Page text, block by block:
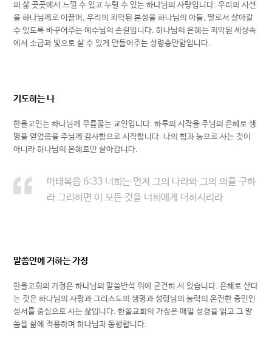
의 삶 곳곳에서 느낄 수 있고 누릴 수 있는 하나님의 사랑입니다. 우리의 시선
을 하나님께로 이끌며, 우리의 죄악된 본성을 하나님의 아들, 딸로서 살아갈
수 있도록 바꾸어주는 예수님의 손길입니다. 하나님의 은혜는 죄악된 세상속
에서 소금과 빛으로 살 수 있게 만들어주는 성령충만함입니다.
기도하는 나
한올교인는 하나님께 무릎꿇는 교인입니다. 하루의 시작을 주님의 은혜로 생
명을 얻었음을 주님께 감사함으로 시작합니다. 나의 힘과 능으로 사는 것이
아니라 하나님의 은혜로만 살아갑니다.
마태복음 6:33 너희는 먼저 그의 나라와 그의 의를 구하
라 그리하면 이 모든 것을 너희에게 더하시리라
말씀안에 거하는 가정
한올교회의 가정은 하나님의 말씀반석 위에 굳건히 서 있습니다. 은혜로 산다
는 것은 하나님의 사랑과 그리스도의 생명과 성령님의 능력의 온전한 증인인
성서를 중심으로 사는 삶입니다. 한올교회의 가정은 매일 성경을 읽고 그 말
씀을 삶에 적용하며 하나님과 동행합니다.